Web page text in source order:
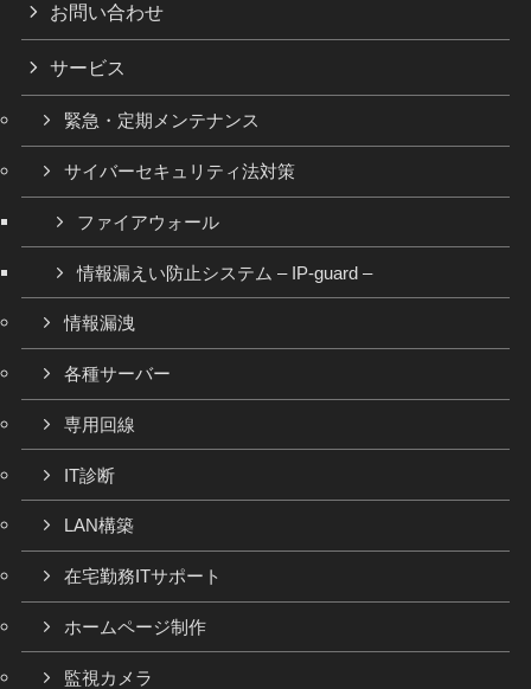
お問い合わせ
サービス
緊急・定期メンテナンス
サイバーセキュリティ法対策
ファイアウォール
情報漏えい防止システム – IP-guard –
情報漏洩
各種サーバー
専用回線
IT診断
LAN構築
在宅勤務ITサポート
ホームページ制作
監視カメラ